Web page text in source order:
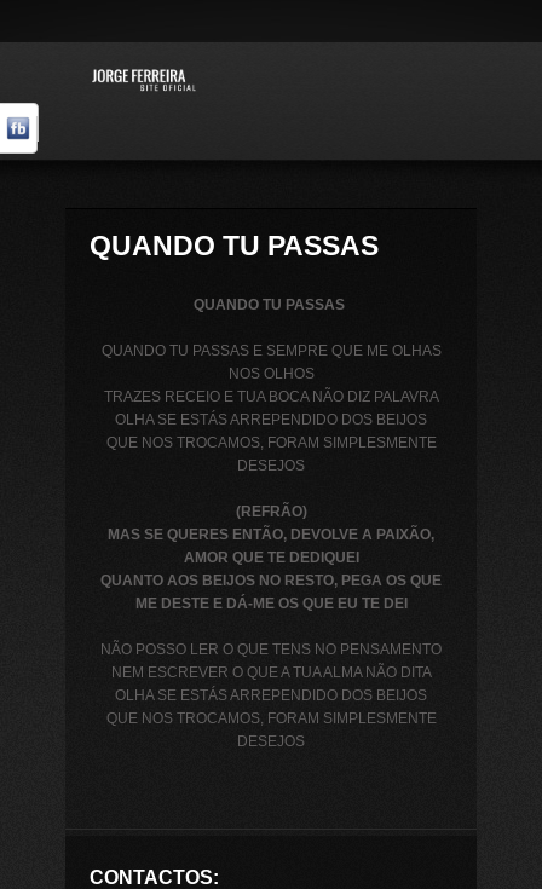
QUANDO TU PASSAS
QUANDO TU PASSAS
QUANDO TU PASSAS E SEMPRE QUE ME OLHAS
NOS OLHOS
TRAZES RECEIO E TUA BOCA NÃO DIZ PALAVRA
OLHA SE ESTÁS ARREPENDIDO DOS BEIJOS
QUE NOS TROCAMOS, FORAM SIMPLESMENTE
DESEJOS
(REFRÃO)
MAS SE QUERES ENTÃO, DEVOLVE A PAIXÃO,
AMOR QUE TE DEDIQUEI
QUANTO AOS BEIJOS NO RESTO, PEGA OS QUE
ME DESTE E DÁ-ME OS QUE EU TE DEI
NÃO POSSO LER O QUE TENS NO PENSAMENTO
NEM ESCREVER O QUE A TUA ALMA NÃO DITA
OLHA SE ESTÁS ARREPENDIDO DOS BEIJOS
QUE NOS TROCAMOS, FORAM SIMPLESMENTE
DESEJOS
CONTACTOS: